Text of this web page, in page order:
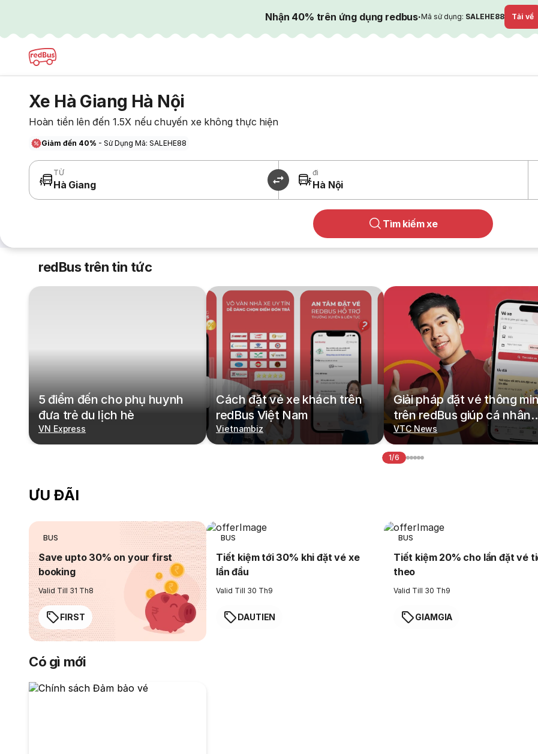
Nhận 40% trên ứng dụng redbus·Mã sử dụng: SALEHE88 Tải về
Xe Hà Giang Hà Nội
Hoàn tiền lên đến 1.5X nếu chuyến xe không thực hiện
Giảm đến 40% - Sử Dụng Mã: SALEHE88
TỪ
Hà Giang
đi
Hà Nội
Tìm kiếm xe
redBus trên tin tức
5 điểm đến cho phụ huynh
đưa trẻ du lịch hè
VN Express
Cách đặt vé xe khách trên
redBus Việt Nam
Vietnambiz
Giải pháp đặt vé thông
trên redBus giúp cá nhân
hoá hành trình di chuyển
VTC News
1/6
ƯU ĐÃI
BUS
Save upto 30% on your first
booking
Valid Till 31 Th8
FIRST
BUS
Tiết kiệm tới 30% khi đặt vé xe
lần đầu
Valid Till 30 Th9
DAUTIEN
BUS
Tiết kiệm 20% cho lần đặt vé
theo
Valid Till 30 Th9
GIAMGIA
Có gì mới